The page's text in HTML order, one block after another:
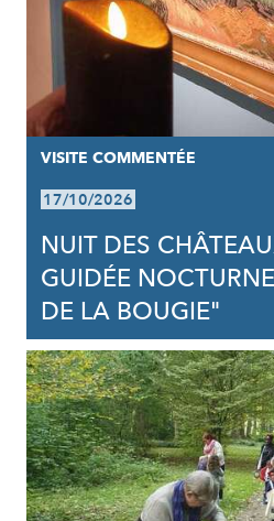
VISITE COMMENTÉE
17/10/2026
NUIT DES
GUIDÉE
DE LA BOUGIE"